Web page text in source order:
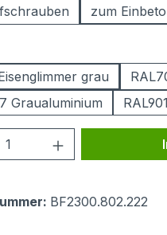
zum
grau
Graualuminium
Anzahl: Gib
BF2300.802.222